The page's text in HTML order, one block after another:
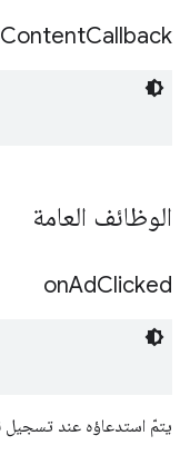
ContentCallback
الوظائف العامة
onAdClicked
يتمّ استدعاؤه عند تسجيل